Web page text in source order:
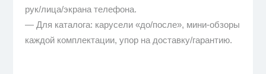
рук/лица/экрана телефона.
— Для каталога: карусели «до/после», мини-обзоры
каждой комплектации, упор на доставку/гарантию.